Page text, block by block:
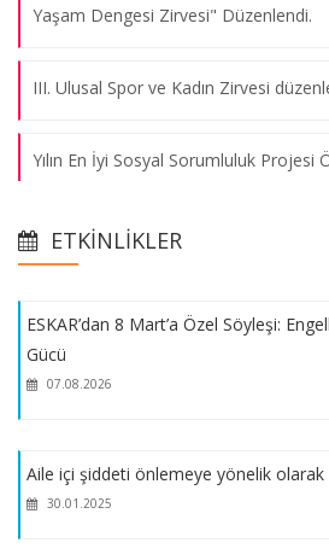
Yaşam Dengesi Zirvesi" Düzenlendi.
III. Ulusal Spor ve Kadın Zirvesi
Yılın En İyi Sosyal Sorumluluk Projesi
Kongre Dönem Başkanlığını Medipol
paylaştığımız Sağlık 4.0 Çalıştayı'nın
ESKAR, Dijital İşletme Zirvesi
ESKAR 25 Kasım Kadına Yönelik
ETKINLIKLER
Geleceğin Sektörlerinde Kadın,Genç ve
09.05.2024
Kadına Yönelik Şiddetle Mücadele
12.01.2024
ESKAR’dan 8 Mart’a Özel Söyleşi:
Gücü
07.08.2026
Aile içi şiddeti önlemeye yönelik
30.01.2025